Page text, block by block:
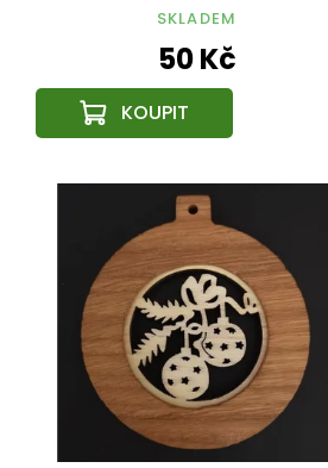
SKLADEM
50 Kč